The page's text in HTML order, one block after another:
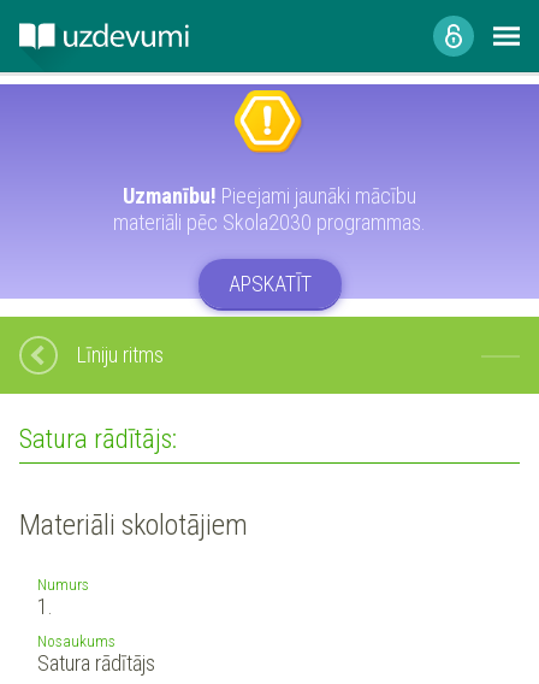
Uzmanību! Pieejami jaunāki mācību
materiāli pēc Skola2030 programmas.
APSKATĪT
Līniju ritms
Satura rādītājs:
Materiāli skolotājiem
Numurs
1.
Nosaukums
Satura rādītājs